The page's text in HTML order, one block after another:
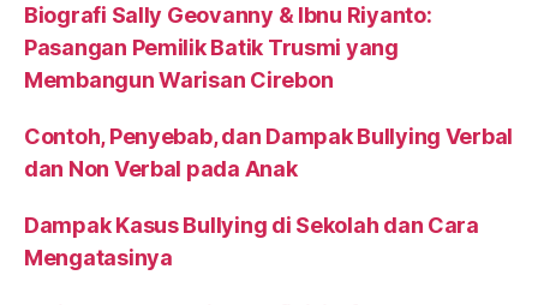
Biografi Sally Geovanny & Ibnu Riyanto:
Pasangan Pemilik Batik Trusmi yang
Membangun Warisan Cirebon
Contoh, Penyebab, dan Dampak Bullying Verbal
dan Non Verbal pada Anak
Dampak Kasus Bullying di Sekolah dan Cara
Mengatasinya